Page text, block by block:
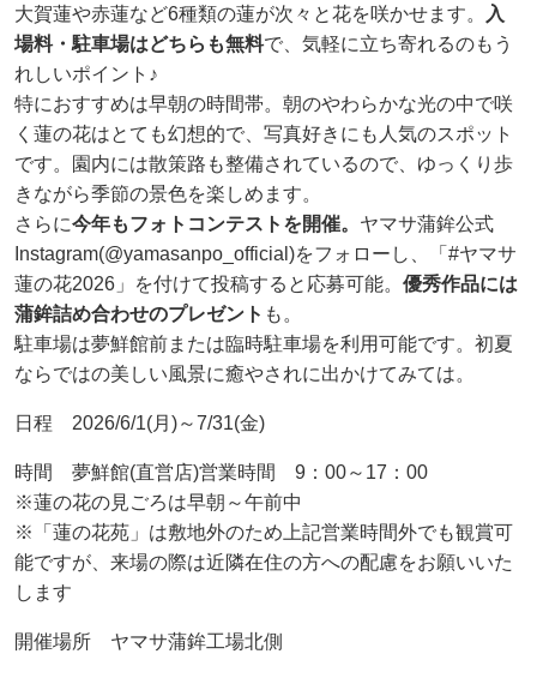
大賀蓮や赤蓮など6種類の蓮が次々と花を咲かせます。
入
場料・駐車場はどちらも無料で、気軽に立ち寄れるのもう
れしいポイント♪
特におすすめは早朝の時間帯。朝のやわらかな光の中で咲
く蓮の花はとても幻想的で、写真好きにも人気のスポット
です。園内には散策路も整備されているので、ゆっくり歩
きながら季節の景色を楽しめます。
さらに今年もフォトコンテストを開催。 ヤマサ蒲鉾公式
Instagram(@yamasanpo_official)をフォローし、「#ヤマサ
蓮の花2026」を付けて投稿すると応募可能。 優秀作品には
蒲鉾詰め合わせのプレゼント も。
駐車場は夢鮮館前または臨時駐車場を利用可能です。初夏
ならではの美しい風景に癒やされに出かけてみては。
日程 2026/6/1(月)～7/31(金)
時間 夢鮮館(直営店)営業時間 9：00～17：00
※蓮の花の見ごろは早朝～午前中
※「蓮の花苑」は敷地外のため上記営業時間外でも観賞可
能ですが、来場の際は近隣在住の方への配慮をお願いいた
します
開催場所 ヤマサ蒲鉾工場北側